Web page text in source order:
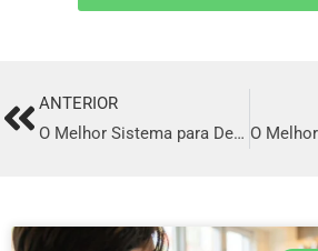
PrevANTERIOR
O Melhor Sistema para Delivery em Alagoinhas